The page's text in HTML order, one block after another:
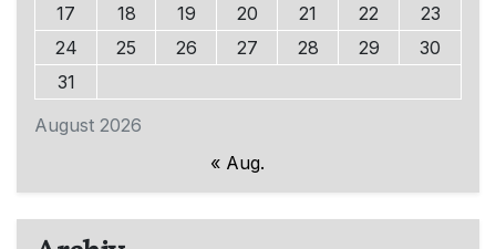
August 2026
17
18 19 20 21 22
23
24
25 26 27 28 29
30
31
« Aug.